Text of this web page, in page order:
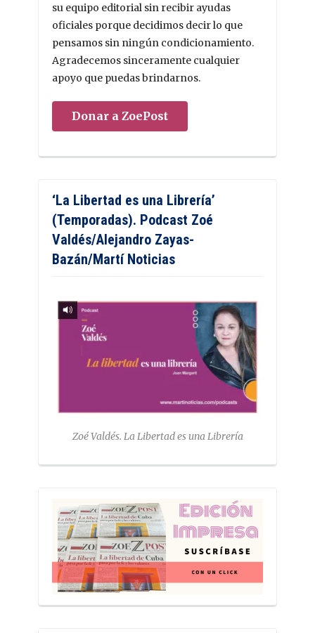
su equipo editorial sin recibir ayudas
oficiales porque decidimos decir lo que
pensamos sin ningún condicionamiento.
Agradecemos sinceramente cualquier
apoyo que puedas brindarnos.
Donar a ZoePost
‘La Libertad es una Librería’
(Temporadas). Podcast Zoé
Valdés/Alejandro Zayas-
Bazán/Martí Noticias
Zoé Valdés. La Libertad es una Librería